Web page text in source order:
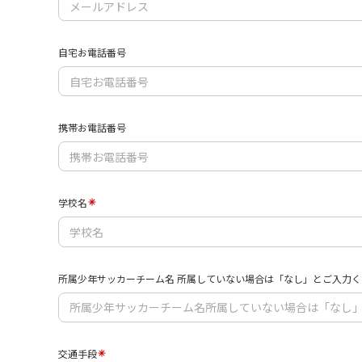
自宅お電話番号
携帯お電話番号
学校名
所属少年サッカーチーム名 所属していない場合は「なし」とご入力
交通手段